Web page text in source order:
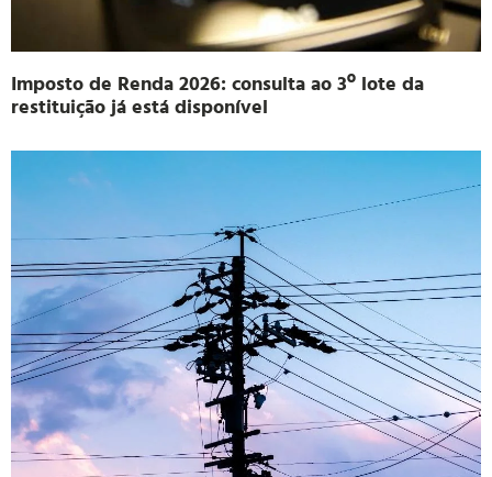
Imposto de Renda 2026: consulta ao 3º lote da
restituição já está disponível